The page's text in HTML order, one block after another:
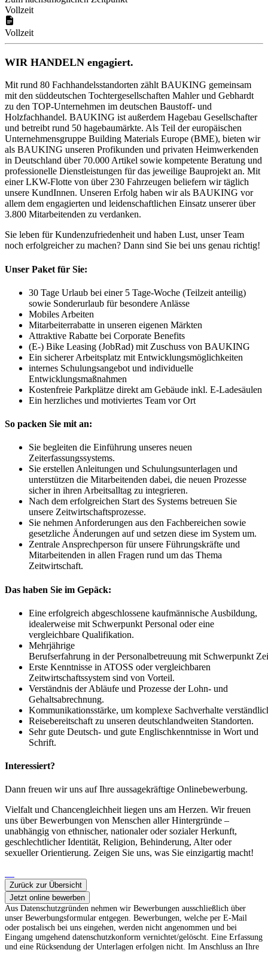
Vollzeit
Vollzeit
WIR HANDELN engagiert.
Mit rund 80 Fachhandelsstandorten zählt BAUKING gemeinsam
mit den süddeutschen Tochtergesellschaften Mahler und Gebhardt
zu den TOP-Unternehmen im deutschen Baustoff- und
Holzfachhandel. BAUKING ist außerdem Hagebau Gesellschafter
und betreibt rund 50 hagebaumärkte. Als Teil der europäischen
Unternehmensgruppe Building Materials Europe (BME), bieten wir
als BAUKING unseren Profikunden und privaten Heimwerkenden
in Deutschland über 70.000 Artikel sowie kompetente Beratung und
professionelle Dienstleistungen für das jeweilige Bauprojekt an. Mit
einer LKW-Flotte von über 230 Fahrzeugen beliefern wir täglich
unsere KundInnen. Unseren Erfolg haben wir als BAUKING vor
allem dem engagierten und leidenschaftlichen Einsatz unserer über
3.800 Mitarbeitenden zu verdanken.
Sie leben für Kundenzufriedenheit und haben Lust, unser Team
noch erfolgreicher zu machen? Dann sind Sie bei uns genau richtig!
Unser Paket für Sie:
30 Tage Urlaub bei einer 5 Tage-Woche (Teilzeit anteilig)
sowie Sonderurlaub für besondere Anlässe
Mobiles Arbeiten
Mitarbeiterrabatte in unseren eigenen Märkten
Attraktive Rabatte bei Corporate Benefits
(E-) Bike Leasing (JobRad) mit Zuschuss von BAUKING
Ein sicherer Arbeitsplatz mit Entwicklungsmöglichkeiten
internes Schulungsangebot und individuelle
Entwicklungsmaßnahmen
Kostenfreie Parkplätze direkt am Gebäude inkl. E-Ladesäulen
Ein herzliches und motiviertes Team vor Ort
So packen Sie mit an:
Sie begleiten die Einführung unseres neuen
Zeiterfassungssystems.
Sie erstellen Anleitungen und Schulungsunterlagen und
unterstützen die Mitarbeitenden dabei, die neuen Prozesse
sicher in ihren Arbeitsalltag zu integrieren.
Nach dem erfolgreichen Start des Systems betreuen Sie
unsere Zeitwirtschaftsprozesse.
Sie nehmen Anforderungen aus den Fachbereichen sowie
gesetzliche Änderungen auf und setzen diese im System um.
Zentrale Ansprechperson für unsere Führungskräfte und
Mitarbeitenden in allen Fragen rund um das Thema
Zeitwirtschaft.
Das haben Sie im Gepäck:
Eine erfolgreich abgeschlossene kaufmännische Ausbildung,
idealerweise mit Schwerpunkt Personal oder eine
vergleichbare Qualifikation.
Mehrjährige
Berufserfahrung in der Personalbetreuung mit Schwerpunkt
Erste Kenntnisse in ATOSS oder vergleichbaren
Zeitwirtschaftssystem sind von Vorteil.
Verständnis der Abläufe und Prozesse der Lohn- und
Gehaltsabrechnung.
Kommunikationsstärke, um komplexe Sachverhalte
Reisebereitschaft zu unseren deutschlandweiten Standorten.
Sehr gute Deutsch- und gute Englischkenntnisse in Wort und
Schrift.
Interessiert?
Dann freuen wir uns auf Ihre aussagekräftige Onlinebewerbung.
Vielfalt und Chancengleichheit liegen uns am Herzen. Wir freuen
uns über Bewerbungen von Menschen aller Hintergründe –
unabhängig von ethnischer, nationaler oder sozialer Herkunft,
geschlechtlicher Identität, Religion, Behinderung, Alter oder
sexueller Orientierung. Zeigen Sie uns, was Sie einzigartig macht!
Zurück zur Übersicht
Jetzt online bewerben
Aus Datenschutzgründen nehmen wir Bewerbungen ausschließlich über
unser Bewerbungsformular entgegen. Bewerbungen, welche per E-Mail
oder postalisch bei uns eingehen, werden nicht angenommen und bei
Eingang umgehend datenschutzkonform vernichtet/gelöscht. Eine Erfassung
und eine Rücksendung der Unterlagen erfolgen nicht. Im Anschluss an Ihre